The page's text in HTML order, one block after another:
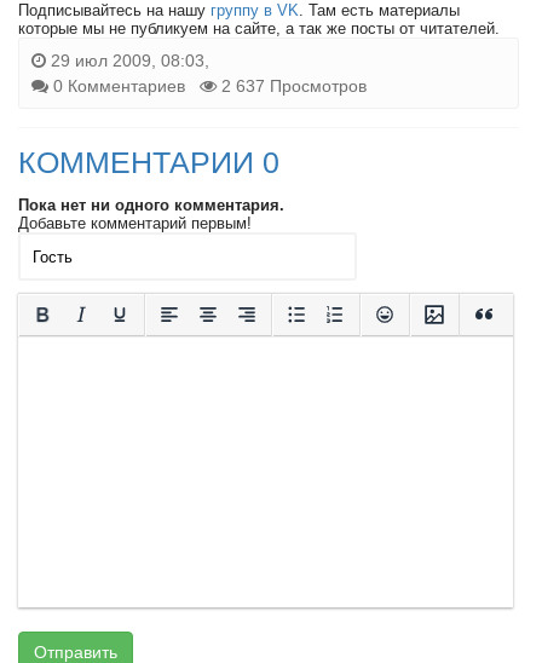
Подписывайтесь на нашу группу в VK. Там есть материалы
которые мы не публикуем на сайте, а так же посты от читателей.
29 июл 2009, 08:03,
0 Комментариев
2 637 Просмотров
КОММЕНТАРИИ 0
Пока нет ни одного комментария.
Добавьте комментарий первым!
Отправить